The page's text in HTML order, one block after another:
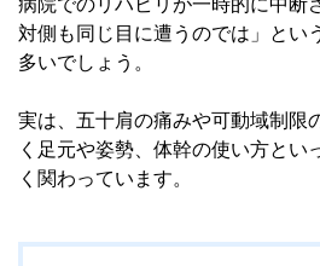
病院でのリハビリが一時的に中断
対側も同じ目に遭うのでは」とい
多いでしょう。
実は、五十肩の痛みや可動域制限
く足元や姿勢、体幹の使い方とい
く関わっています。